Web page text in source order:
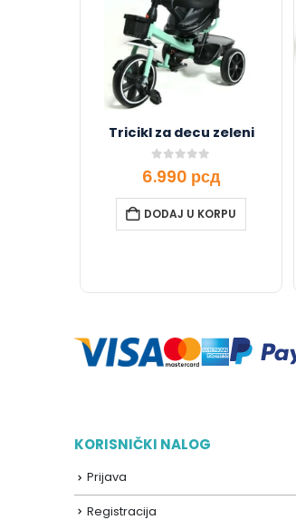
Tricikl za decu zeleni
out of 5
6.990 рсд
DODAJ U KORPU
KORISNIČKI NALOG
Prijava
Registracija